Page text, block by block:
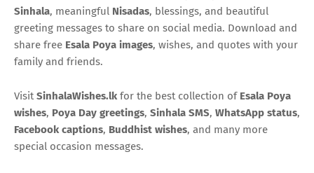
Sinhala, meaningful Nisadas, blessings, and beautiful
greeting messages to share on social media. Download and
share free Esala Poya images, wishes, and quotes with your
family and friends.
VisitSinhalaWishes.lk for the best collection of Esala Poya
wishes, Poya Day greetings, Sinhala SMS, WhatsApp status,
Facebook captions, Buddhist wishes, and many more
special occasion messages.